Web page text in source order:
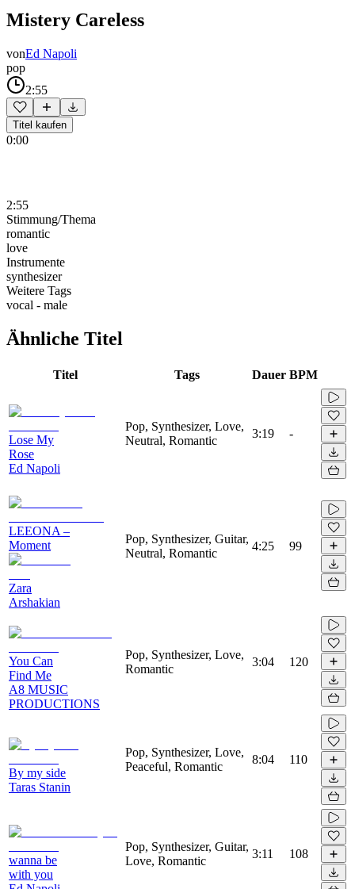
Mistery Careless
vonEd Napoli
pop
2:55
Titel kaufen
0:00
2:55
Stimmung/Thema
romantic
love
Instrumente
synthesizer
Weitere Tags
vocal - male
Ähnliche Titel
Titel Tags Dauer BPM
Lose My
Rose
Ed Napoli
Pop, Synthesizer, Love,
Neutral, Romantic
3:19 -
LEEONA –
Moment
Zara
Arshakian
Pop, Synthesizer, Guitar,
Neutral, Romantic
4:25 99
You Can
Find Me
A8 MUSIC
PRODUCTIONS
Pop, Synthesizer, Love,
Romantic
3:04 120
By my side
Taras Stanin
Pop, Synthesizer, Love,
Peaceful, Romantic
8:04 110
wanna be
with you
Pop, Synthesizer, Guitar,
Love, Romantic
3:11 108